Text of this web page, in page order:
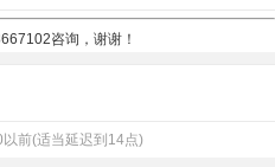
咨询，谢谢！
前(适当延迟到14点)